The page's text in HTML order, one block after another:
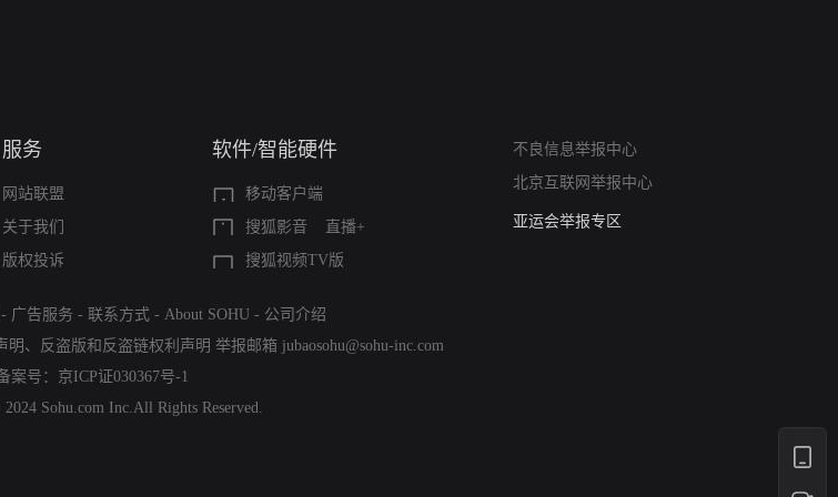
服务
网站联盟
关于我们
版权投诉
软件/智能硬件
移动客户端
搜狐影音
直播+
搜狐视频TV版
不良信息举报中心
北京互联网举报中心
12318 文化市场举报
算法推荐专项举报
亚运会举报专区
- 广告服务 - 联系方式 - About SOHU - 公司介绍
明 、 反盗版和反盗链权利声明 举报邮箱 jubaosohu@sohu-inc.com
案号： 京ICP证030367号-1
Sohu.com Inc.All Rights Reserved.